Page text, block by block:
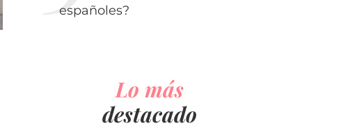
españoles?
Lo más
destacado